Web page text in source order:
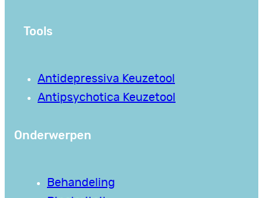
Tools
Antidepressiva Keuzetool
Antipsychotica Keuzetool
Onderwerpen
Behandeling